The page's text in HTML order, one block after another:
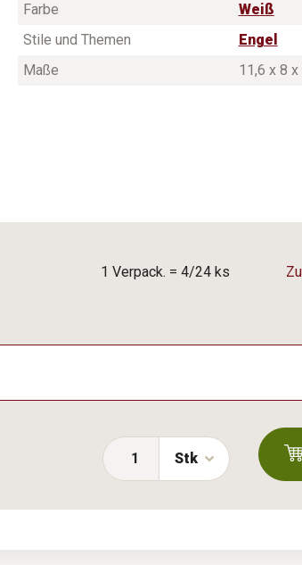
Farbe
Weiß
Stile und Themen
Engel
Maße
11,6 x 8
1 Verpack. = 4/24 ks
Stk